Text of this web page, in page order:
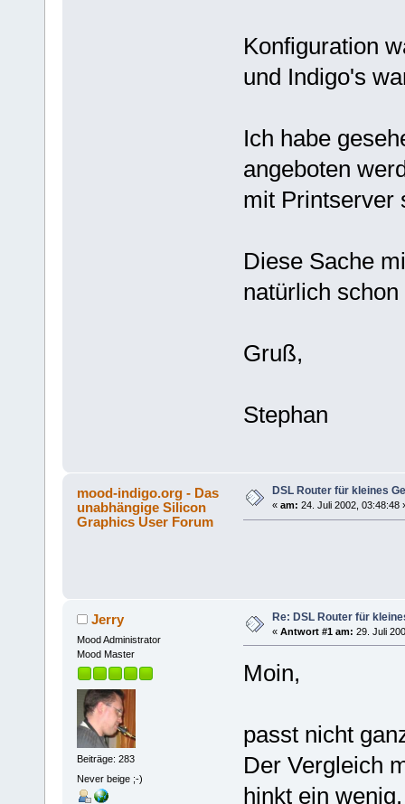
Konfiguration
und Indigo's
Ich habe
angeboten
mit Printserver
Diese Sache
natürlich
Gruß,
Stephan
mood-indigo.org - Das
unabhängige Silicon
Graphics User Forum
DSL Router für kleines
« am: 24. Juli 2002, 03:48:48
Jerry
Mood Administrator
Mood Master
Beiträge: 283
Never beige ;-)
Re: DSL Router für
« Antwort #1 am: 29. Juli
Moin,
passt nicht
Der Vergleich
hinkt ein